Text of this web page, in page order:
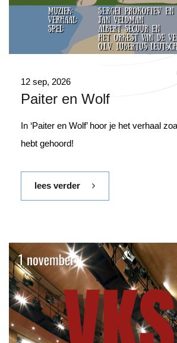
12 sep, 2026
Paiter en Wolf
In ‘Paiter en Wolf’ hoor je het verhaal
hebt gehoord!
lees verder